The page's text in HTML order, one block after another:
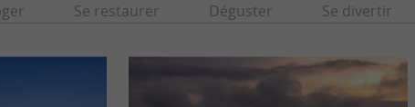
Se restaurer Déguster Se divertir